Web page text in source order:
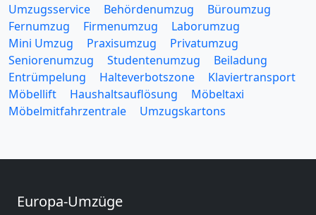
Umzugsservice Behördenumzug
Büroumzug
Fernumzug
Firmenumzug
Laborumzug
Mini Umzug
Praxisumzug
Privatumzug
Seniorenumzug
Studentenumzug
Beiladung
Entrümpelung
Halteverbotszone
Klaviertransport
Möbellift
Haushaltsauflösung
Möbeltaxi
Möbelmitfahrzentrale
Umzugskartons
Europa-Umzüge